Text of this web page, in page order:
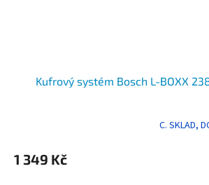
Kufrový systém Bosch L-BOXX
C. SKLAD,
1 349 Kč